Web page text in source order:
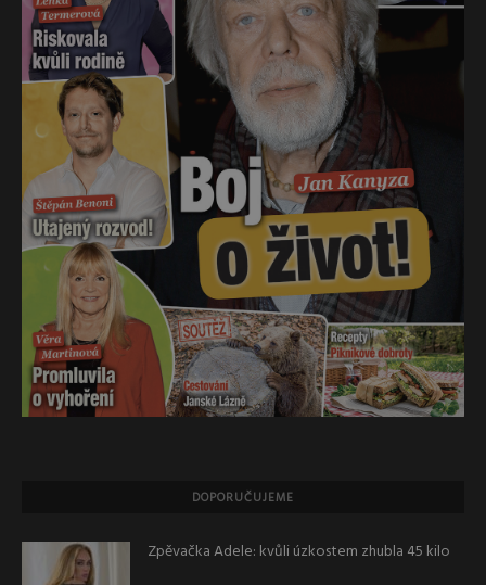
DOPORUČUJEME
Zpěvačka Adele: kvůli úzkostem zhubla 45 kilo